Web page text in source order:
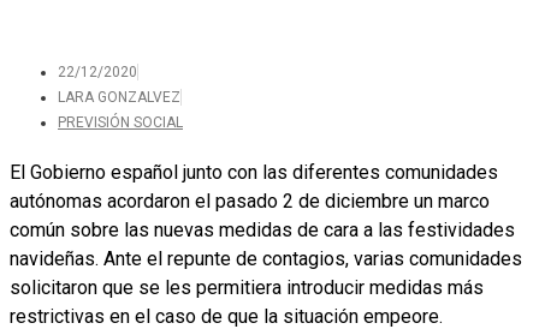
22/12/2020
LARA GONZALVEZ
PREVISIÓN SOCIAL
El Gobierno español junto con las diferentes comunidades
autónomas acordaron el pasado 2 de diciembre un marco
común sobre las nuevas medidas de cara a las festividades
navideñas. Ante el repunte de contagios, varias comunidades
solicitaron que se les permitiera introducir medidas más
restrictivas en el caso de que la situación empeore.